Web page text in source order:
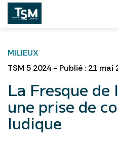
MILIEUX
TSM 5 2024 - Publié : 21 mai
La Fresque de
une prise de
ludique